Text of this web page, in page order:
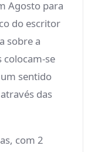
Agosto para
do escritor
sobre a
colocam-se
sentido
das
com 2